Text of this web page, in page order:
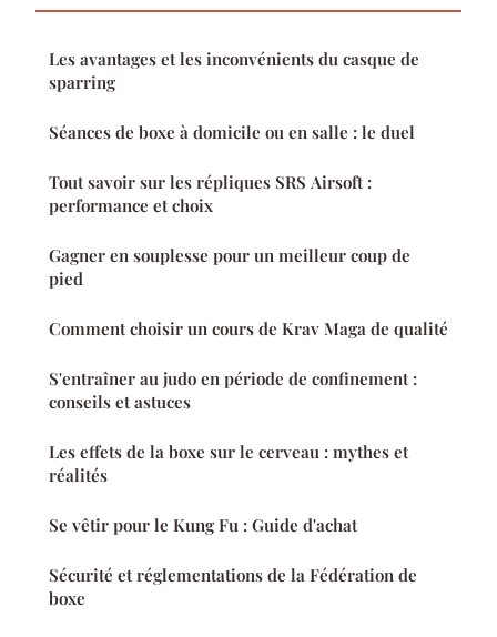
Les avantages et les inconvénients du casque de
sparring
Séances de boxe à domicile ou en salle : le duel
Tout savoir sur les répliques SRS Airsoft :
performance et choix
Gagner en souplesse pour un meilleur coup de
pied
Comment choisir un cours de Krav Maga de qualité
S'entraîner au judo en période de confinement :
conseils et astuces
Les effets de la boxe sur le cerveau : mythes et
réalités
Se vêtir pour le Kung Fu : Guide d'achat
Sécurité et réglementations de la Fédération de
boxe